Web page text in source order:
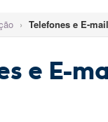
› Telefones e E-
e E-